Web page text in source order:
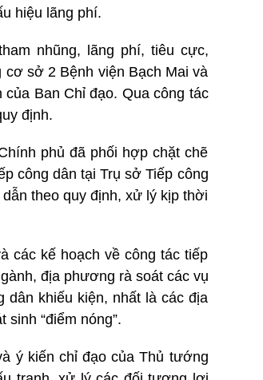
hiệu lãng phí.
nhũng, lãng phí, tiêu cực,
sở 2 Bệnh viện Bạch Mai và
Ban Chỉ đạo. Qua công tác
định.
phủ đã phối hợp chặt chẽ
công dân tại Trụ sở Tiếp công
theo quy định, xử lý kịp thời
các kế hoạch về công tác tiếp
địa phương rà soát các vụ
dân khiếu kiện, nhất là các địa
“điểm nóng”.
ý kiến chỉ đạo của Thủ tướng